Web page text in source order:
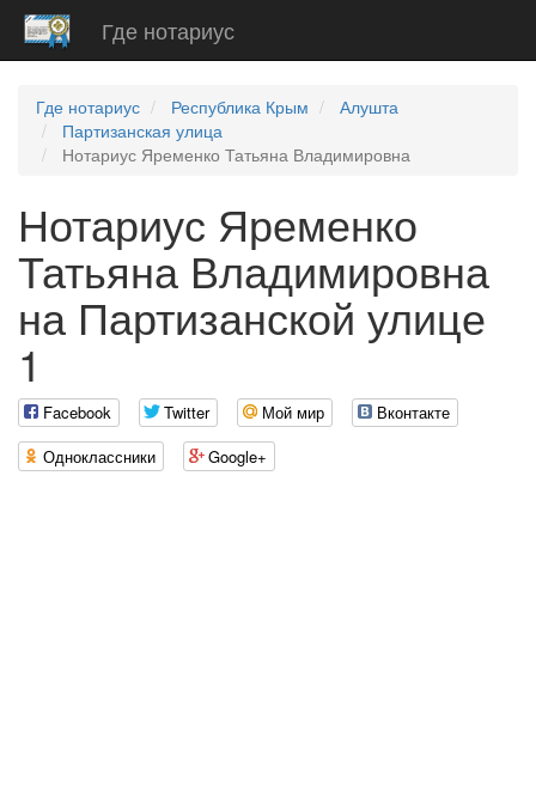
Где нотариус
Где нотариус Республика Крым
Алушта
Партизанская улица
Нотариус Яременко Татьяна Владимировна
Нотариус Яременко
Татьяна Владимировна
на Партизанской улице
1
Facebook Twitter Мой мир
Вконтакте
Одноклассники
Google+